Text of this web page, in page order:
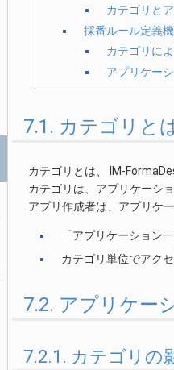
カテゴリと
採番ルール定義
カテゴリに
アプリケー
7.1. カテゴリと
カテゴリとは、 IM-
カテゴリは、アプリケーシ
アプリ作成者は、アプリケ
「アプリケーション
カテゴリ単位でアク
7.2. アプリケー
7.2.1. カテゴリの